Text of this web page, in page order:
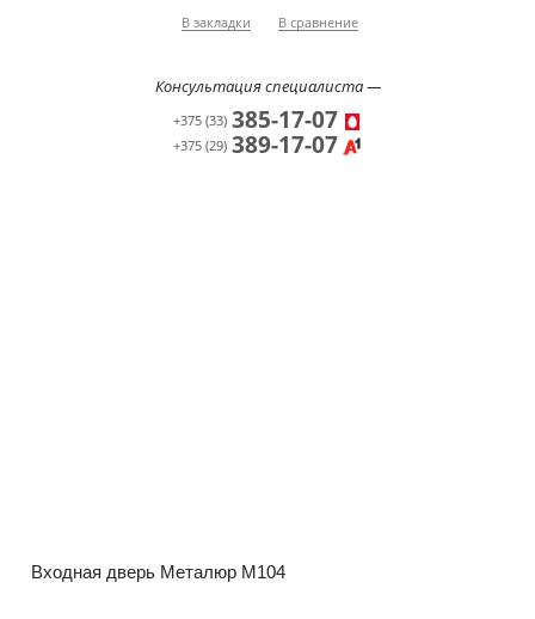
В закладки В сравнение
Консультация специалиста —
+375 (33) 385-17-07
+375 (29) 389-17-07
Входная дверь Металюр М104